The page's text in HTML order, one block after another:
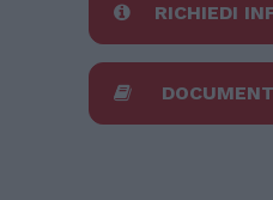
RICHIEDI